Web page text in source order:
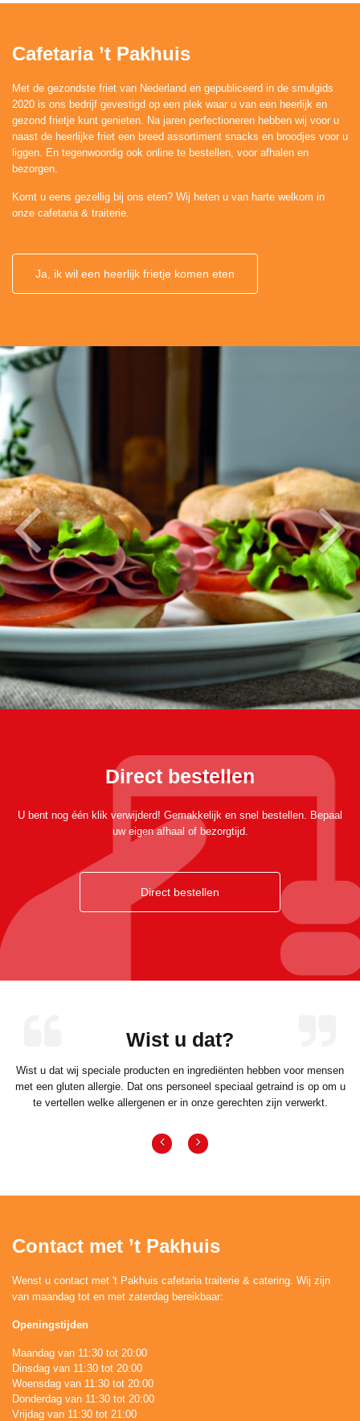
Cafetaria ’t Pakhuis
Met de gezondste friet van Nederland en gepubliceerd in de smulgids
2020 is ons bedrijf gevestigd op een plek waar u van een heerlijk en
gezond frietje kunt genieten. Na jaren perfectioneren hebben wij voor u
naast de heerlijke friet een breed assortiment snacks en broodjes voor u
liggen. En tegenwoordig ook online te bestellen, voor afhalen en
bezorgen.
Komt u eens gezellig bij ons eten? Wij heten u van harte welkom in
onze cafetaria & traiterie.
Ja, ik wil een heerlijk frietje komen eten
Direct bestellen
U bent nog één klik verwijderd! Gemakkelijk en snel bestellen. Bepaal
uw eigen afhaal of bezorgtijd.
Direct bestellen
Wist u dat?
Wist u dat wij speciale producten en ingrediënten hebben voor mensen
met een gluten allergie. Dat ons personeel speciaal getraind is op om u
te vertellen welke allergenen er in onze gerechten zijn verwerkt.
Contact met ’t Pakhuis
Wenst u contact met 't Pakhuis cafetaria traiterie & catering. Wij zijn
van maandag tot en met zaterdag bereikbaar:
Openingstijden
Maandag van 11:30 tot 20:00
Dinsdag van 11:30 tot 20:00
Woensdag van 11:30 tot 20:00
Donderdag van 11:30 tot 20:00
Vrijdag van 11:30 tot 21:00